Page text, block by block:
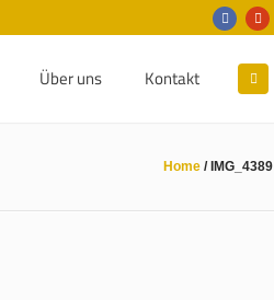
Über uns Kontakt
Home / IMG_4389